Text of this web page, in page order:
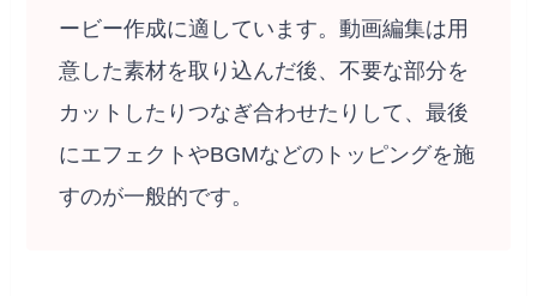
ービー作成に適しています。動画編集は用
意した素材を取り込んだ後、不要な部分を
カットしたりつなぎ合わせたりして、最後
にエフェクトやBGMなどのトッピングを施
すのが一般的です。